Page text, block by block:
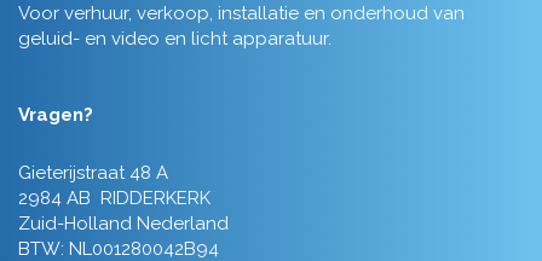
Voor verhuur, verkoop, installatie en onderhoud van
geluid- en video en licht apparatuur.
Vragen?
Gieterijstraat 48 A
2984 AB RIDDERKERK
Zuid-Holland Nederland
BTW: NL001280042B94